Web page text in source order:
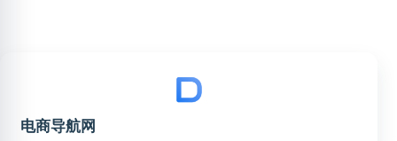
电商导航网